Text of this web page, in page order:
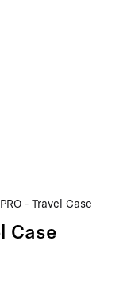
- Travel Case
Case